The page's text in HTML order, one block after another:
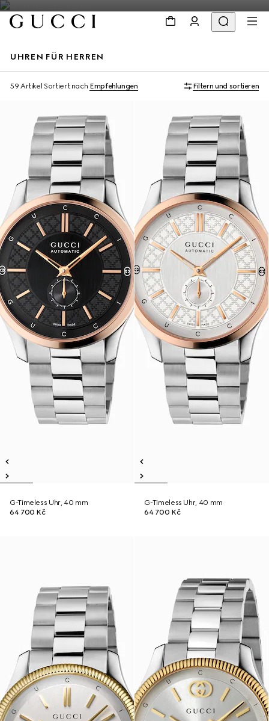
UHREN FÜR HERREN
59 Artikel Sortiert nach Empfehlungen Filtern und sortieren
G-Timeless Uhr, 40 mm
64 700 Kč
G-Timeless Uhr, 40 mm
64 700 Kč